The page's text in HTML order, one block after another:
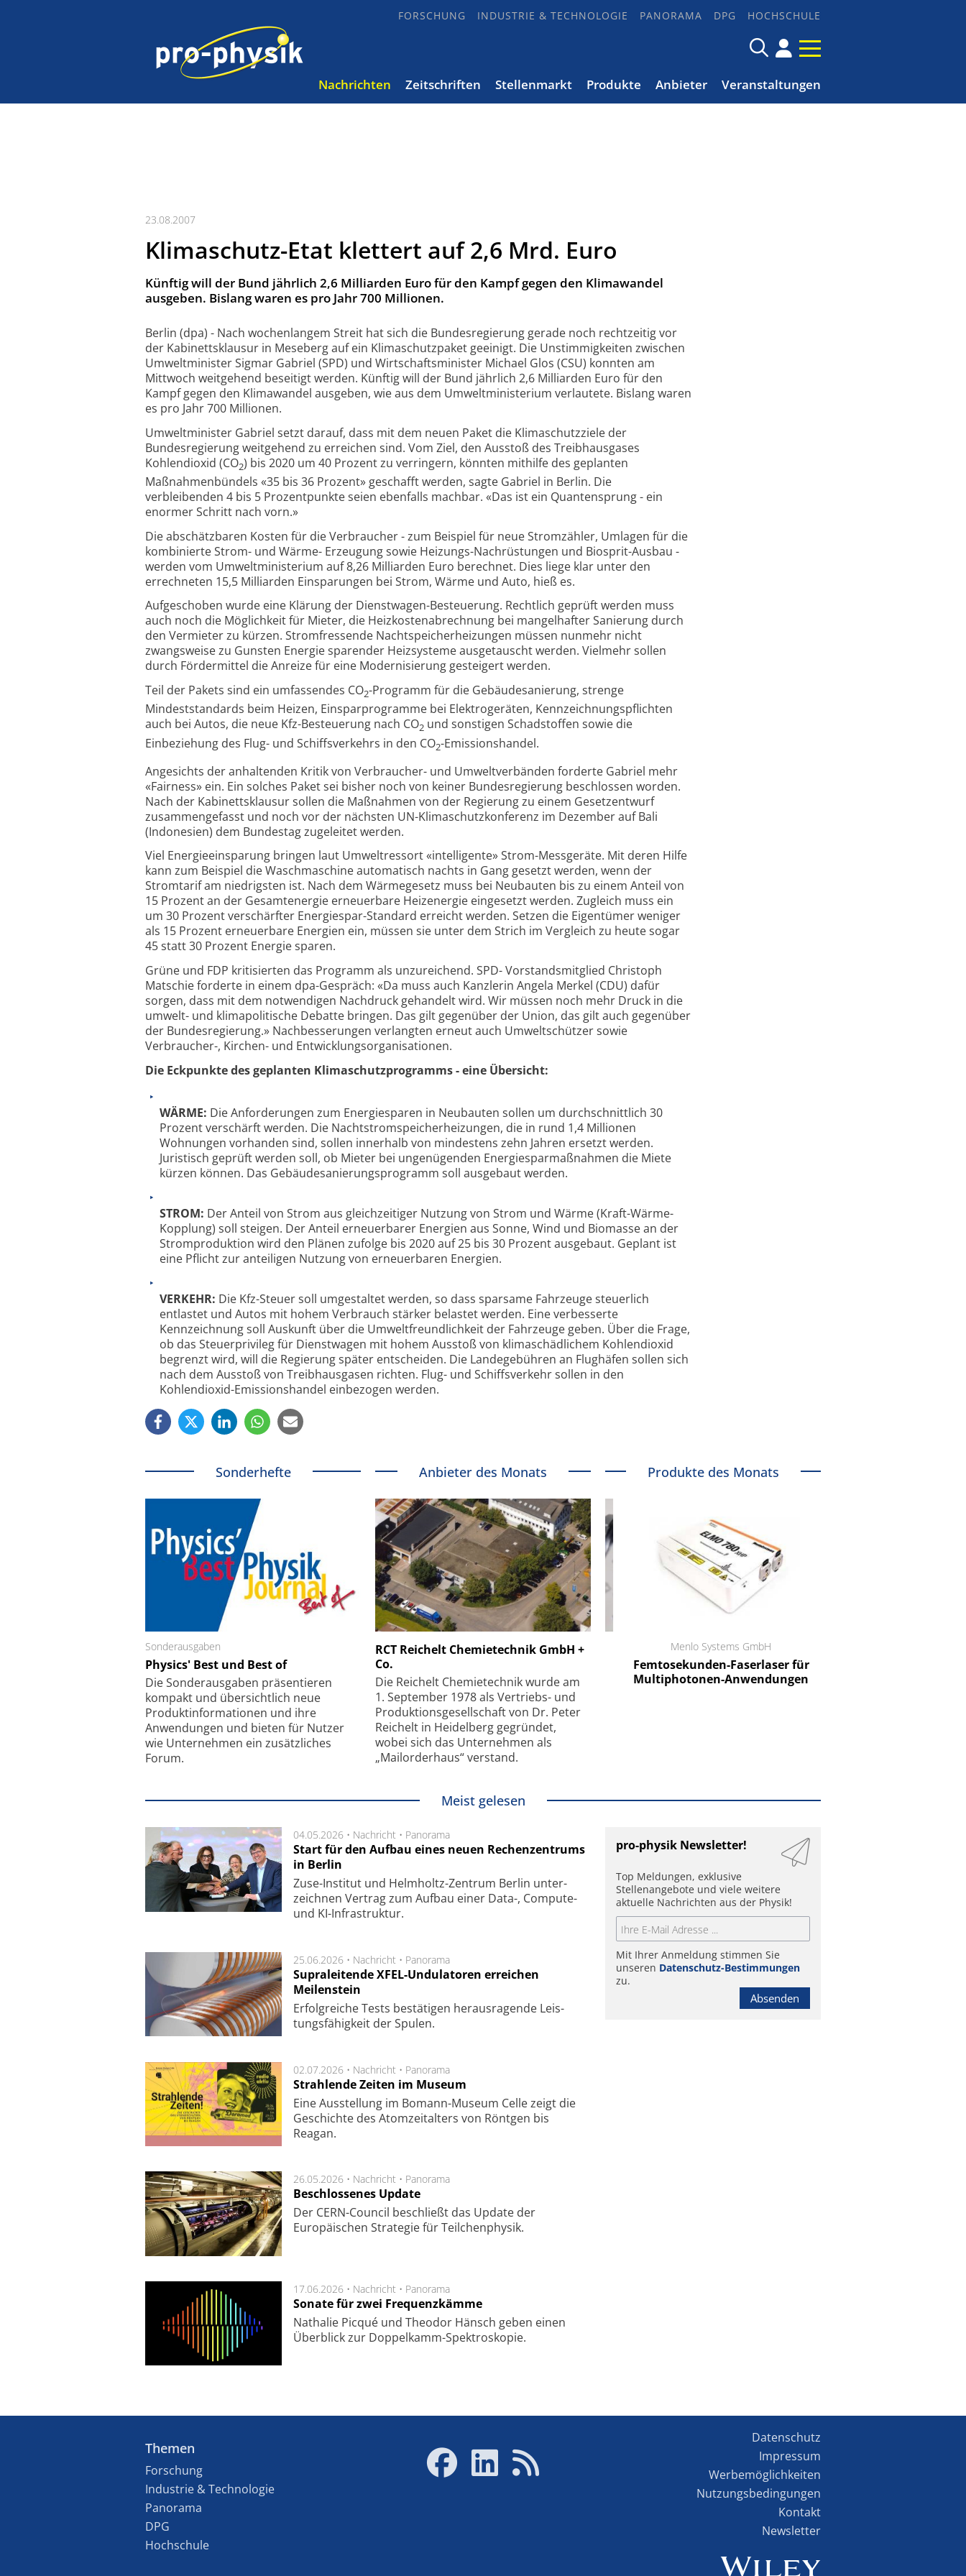
FORSCHUNG INDUSTRIE & TECHNOLOGIE PANORAMA DPG HOCHSCHULE
Nachrichten Zeitschriften Stellenmarkt Produkte Anbieter Veranstaltungen
23.08.2007
Klimaschutz-Etat klettert auf 2,6 Mrd. Euro
Künftig will der Bund jährlich 2,6 Milliarden Euro für den Kampf gegen den Klimawandel
ausgeben. Bislang waren es pro Jahr 700 Millionen.
Berlin (dpa) - Nach wochenlangem Streit hat sich die Bundesregierung gerade noch rechtzeitig vor
der Kabinettsklausur in Meseberg auf ein Klimaschutzpaket geeinigt. Die Unstimmigkeiten zwischen
Umweltminister Sigmar Gabriel (SPD) und Wirtschaftsminister Michael Glos (CSU) konnten am
Mittwoch weitgehend beseitigt werden. Künftig will der Bund jährlich 2,6 Milliarden Euro für den
Kampf gegen den Klimawandel ausgeben, wie aus dem Umweltministerium verlautete. Bislang waren
es pro Jahr 700 Millionen.
Umweltminister Gabriel setzt darauf, dass mit dem neuen Paket die Klimaschutzziele der
Bundesregierung weitgehend zu erreichen sind. Vom Ziel, den Ausstoß des Treibhausgases
Kohlendioxid (CO2) bis 2020 um 40 Prozent zu verringern, könnten mithilfe des geplanten
Maßnahmenbündels «35 bis 36 Prozent» geschafft werden, sagte Gabriel in Berlin. Die
verbleibenden 4 bis 5 Prozentpunkte seien ebenfalls machbar. «Das ist ein Quantensprung - ein
enormer Schritt nach vorn.»
Die abschätzbaren Kosten für die Verbraucher - zum Beispiel für neue Stromzähler, Umlagen für die
kombinierte Strom- und Wärme- Erzeugung sowie Heizungs-Nachrüstungen und Biosprit-Ausbau -
werden vom Umweltministerium auf 8,26 Milliarden Euro berechnet. Dies liege klar unter den
errechneten 15,5 Milliarden Einsparungen bei Strom, Wärme und Auto, hieß es.
Aufgeschoben wurde eine Klärung der Dienstwagen-Besteuerung. Rechtlich geprüft werden muss
auch noch die Möglichkeit für Mieter, die Heizkostenabrechnung bei mangelhafter Sanierung durch
den Vermieter zu kürzen. Stromfressende Nachtspeicherheizungen müssen nunmehr nicht
zwangsweise zu Gunsten Energie sparender Heizsysteme ausgetauscht werden. Vielmehr sollen
durch Fördermittel die Anreize für eine Modernisierung gesteigert werden.
Teil der Pakets sind ein umfassendes CO2-Programm für die Gebäudesanierung, strenge
Mindeststandards beim Heizen, Einsparprogramme bei Elektrogeräten, Kennzeichnungspflichten
auch bei Autos, die neue Kfz-Besteuerung nach CO2 und sonstigen Schadstoffen sowie die
Einbeziehung des Flug- und Schiffsverkehrs in den CO2-Emissionshandel.
Angesichts der anhaltenden Kritik von Verbraucher- und Umweltverbänden forderte Gabriel mehr
«Fairness» ein. Ein solches Paket sei bisher noch von keiner Bundesregierung beschlossen worden.
Nach der Kabinettsklausur sollen die Maßnahmen von der Regierung zu einem Gesetzentwurf
zusammengefasst und noch vor der nächsten UN-Klimaschutzkonferenz im Dezember auf Bali
(Indonesien) dem Bundestag zugeleitet werden.
Viel Energieeinsparung bringen laut Umweltressort «intelligente» Strom-Messgeräte. Mit deren Hilfe
kann zum Beispiel die Waschmaschine automatisch nachts in Gang gesetzt werden, wenn der
Stromtarif am niedrigsten ist. Nach dem Wärmegesetz muss bei Neubauten bis zu einem Anteil von
15 Prozent an der Gesamtenergie erneuerbare Heizenergie eingesetzt werden. Zugleich muss ein
um 30 Prozent verschärfter Energiespar-Standard erreicht werden. Setzen die Eigentümer weniger
als 15 Prozent erneuerbare Energien ein, müssen sie unter dem Strich im Vergleich zu heute sogar
45 statt 30 Prozent Energie sparen.
Grüne und FDP kritisierten das Programm als unzureichend. SPD- Vorstandsmitglied Christoph
Matschie forderte in einem dpa-Gespräch: «Da muss auch Kanzlerin Angela Merkel (CDU) dafür
sorgen, dass mit dem notwendigen Nachdruck gehandelt wird. Wir müssen noch mehr Druck in die
umwelt- und klimapolitische Debatte bringen. Das gilt gegenüber der Union, das gilt auch gegenüber
der Bundesregierung.» Nachbesserungen verlangten erneut auch Umweltschützer sowie
Verbraucher-, Kirchen- und Entwicklungsorganisationen.
Die Eckpunkte des geplanten Klimaschutzprogramms - eine Übersicht:
WÄRME: Die Anforderungen zum Energiesparen in Neubauten sollen um durchschnittlich 30
Prozent verschärft werden. Die Nachtstromspeicherheizungen, die in rund 1,4 Millionen
Wohnungen vorhanden sind, sollen innerhalb von mindestens zehn Jahren ersetzt werden.
Juristisch geprüft werden soll, ob Mieter bei ungenügenden Energiesparmaßnahmen die Miete
kürzen können. Das Gebäudesanierungsprogramm soll ausgebaut werden.
STROM: Der Anteil von Strom aus gleichzeitiger Nutzung von Strom und Wärme (Kraft-Wärme-
Kopplung) soll steigen. Der Anteil erneuerbarer Energien aus Sonne, Wind und Biomasse an der
Stromproduktion wird den Plänen zufolge bis 2020 auf 25 bis 30 Prozent ausgebaut. Geplant ist
eine Pflicht zur anteiligen Nutzung von erneuerbaren Energien.
VERKEHR: Die Kfz-Steuer soll umgestaltet werden, so dass sparsame Fahrzeuge steuerlich
entlastet und Autos mit hohem Verbrauch stärker belastet werden. Eine verbesserte
Kennzeichnung soll Auskunft über die Umweltfreundlichkeit der Fahrzeuge geben. Über die Frage,
ob das Steuerprivileg für Dienstwagen mit hohem Ausstoß von klimaschädlichem Kohlendioxid
begrenzt wird, will die Regierung später entscheiden. Die Landegebühren an Flughäfen sollen sich
nach dem Ausstoß von Treibhausgasen richten. Flug- und Schiffsverkehr sollen in den
Kohlendioxid-Emissionshandel einbezogen werden.
Sonderhefte
Sonderausgaben
Physics' Best und Best of
Die Sonder­ausgaben präsentieren
kompakt und übersichtlich neue
Produkt­informationen und ihre
Anwendungen und bieten für Nutzer
wie Unternehmen ein zusätzliches
Forum.
Anbieter des Monats
RCT Reichelt Chemietechnik GmbH +
Co.
Die Reichelt Chemietechnik wurde am
1. September 1978 als Vertriebs- und
Produktionsgesellschaft von Dr. Peter
Reichelt in Heidelberg gegründet,
wobei sich das Unternehmen als
„Mailorderhaus“ verstand.
Produkte des Monats
Faserkoppler mit Super-
Feinfokussierungsmechanismus
SmarAct GmbH
kleinstem Raum
Menlo Systems GmbH
Femtosekunden-Faserlaser für
Multiphotonen-Anwendungen
Meist gelesen
04.05.2026 • Nachricht • Panorama
Start für den Aufbau eines neuen Rechenzentrums
in Berlin
Zuse-Insti­tut und Helm­holtz-Zen­trum Ber­lin un­ter­
zeich­nen Ver­trag zum Auf­bau einer Data-, Compute-
und KI-Infra­struk­tur.
25.06.2026 • Nachricht • Panorama
Supraleitende XFEL-Undulatoren erreichen
Meilenstein
Er­folg­rei­che Tests be­stä­ti­gen he­raus­ra­gen­de Leis­
tungs­fä­hig­keit der Spu­len.
02.07.2026 • Nachricht • Panorama
Strahlende Zeiten im Museum
Eine Ausstellung im Bomann-Museum Celle zeigt die
Geschichte des Atomzeitalters von Röntgen bis
Reagan.
26.05.2026 • Nachricht • Panorama
Beschlossenes Update
Der CERN-Council beschließt das Update der
Europäischen Strategie für Teilchenphysik.
17.06.2026 • Nachricht • Panorama
Sonate für zwei Frequenzkämme
Nathalie Picqué und Theodor Hänsch geben einen
Überblick zur Doppelkamm-Spektroskopie.
pro-physik Newsletter!
Top Meldungen, exklusive
Stellenangebote und viele weitere
aktuelle Nachrichten aus der Physik!
Mit Ihrer Anmeldung stimmen Sie
unseren Datenschutz-Bestimmungen
zu.
Absenden
Themen
Forschung
Industrie & Technologie
Panorama
DPG
Hochschule
Datenschutz
Impressum
Werbemöglichkeiten
Nutzungsbedingungen
Kontakt
Newsletter